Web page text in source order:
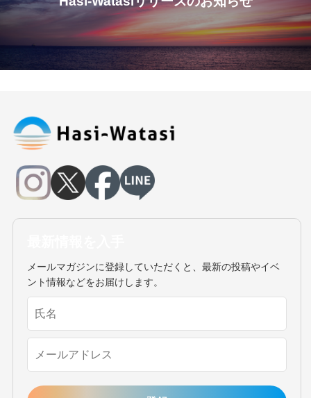
メールマガジンに登録していただくと、最新の投稿やイベ
ント情報などをお届けします。